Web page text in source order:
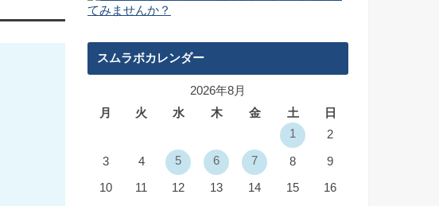
スムラボカレンダー
2026年8月
月
火 水 木 金 土
日
1
2
3 4 5 6 7 8 9
10 11 12 13 14 15
16